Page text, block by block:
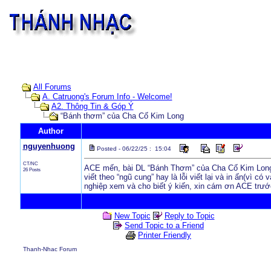
All Forums
A. Catruong's Forum Info - Welcome!
A2. Thông Tin & Góp Ý
“Bánh thơm” của Cha Cố Kim Long
Author
nguyenhuong
CT/NC
26 Posts
Posted - 06/22/25 : 15:04
ACE mến, bài DL “Bánh Thơm” của Cha Cố Kim
viết theo “ngũ cung” hay là lỗi viết lại và in ấn(vì có
nghiệp xem và cho biết ý kiến, xin cám ơn ACE
New Topic
Reply to Topic
Send Topic to a Friend
Printer Friendly
Thanh-Nhac Forum